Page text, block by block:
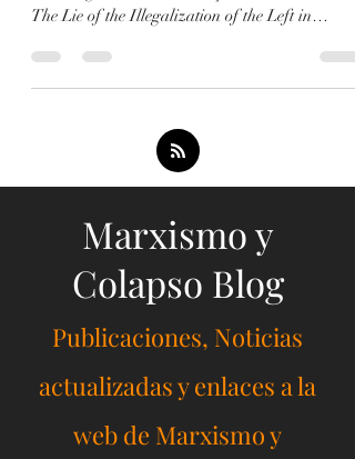
Marxism and Collapse - Readings La Mentira
de la Ilegalización de la Izquierda en Ucrania
Ukraine -Texto Las Mentiras de la Corriente
Luis Parra / The Lies of the Red Current about
Ukraine. The Case of the Traitor Ángel Luis
Parra -Enlace
https://www.scribd.com/document/984228989/Las
-Mentiras-de-la-Corriente-Roja-sobre-Ucrania-
El-Caso-del-Traidor-Angel-Luis-Parras-
Ensayo Secciones IX. L
Marxismo y
Colapso Blog
Publicaciones, Noticias
actualizadas y enlaces a la